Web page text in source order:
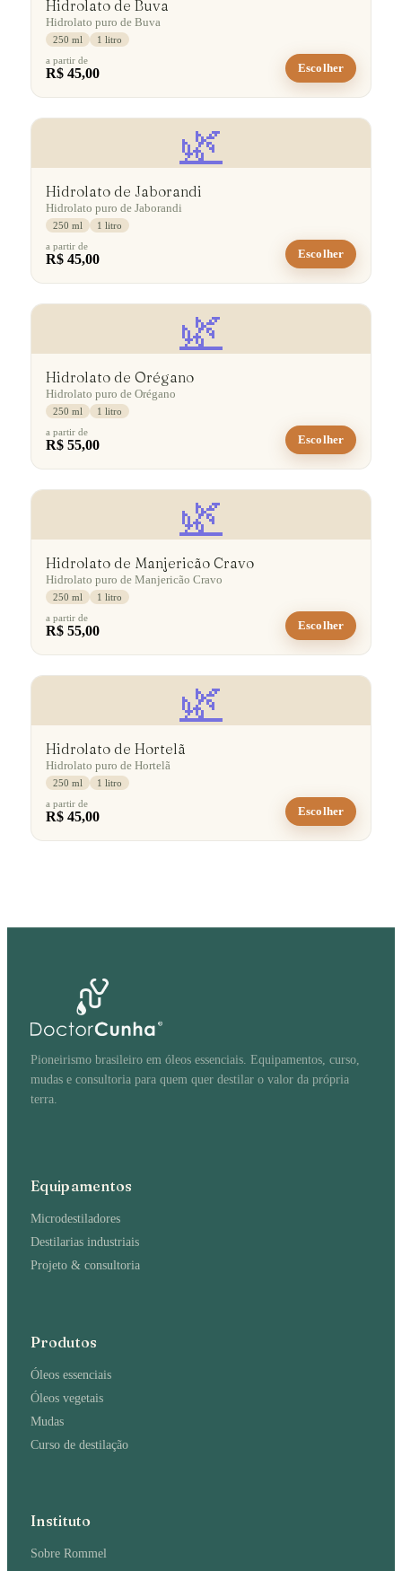
Hidrolato de Buva
Hidrolato puro de Buva
250 ml
1 litro
a partir de
R$ 45,00 Escolher
🌿
Hidrolato de Jaborandi
Hidrolato puro de Jaborandi
250 ml
1 litro
a partir de
R$ 45,00 Escolher
🌿
Hidrolato de Orégano
Hidrolato puro de Orégano
250 ml
1 litro
a partir de
R$ 55,00 Escolher
🌿
Hidrolato de Manjericão Cravo
Hidrolato puro de Manjericão Cravo
250 ml
1 litro
a partir de
R$ 55,00 Escolher
🌿
Hidrolato de Hortelã
Hidrolato puro de Hortelã
250 ml
1 litro
a partir de
R$ 45,00 Escolher
Pioneirismo brasileiro em óleos essenciais. Equipamentos, curso,
mudas e consultoria para quem quer destilar o valor da própria
terra.
Equipamentos
Microdestiladores
Destilarias industriais
Projeto & consultoria
Produtos
Óleos essenciais
Óleos vegetais
Mudas
Curso de destilação
Instituto
Sobre Rommel